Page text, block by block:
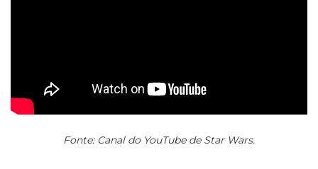
Fonte: Canal do YouTube de Star Wars.